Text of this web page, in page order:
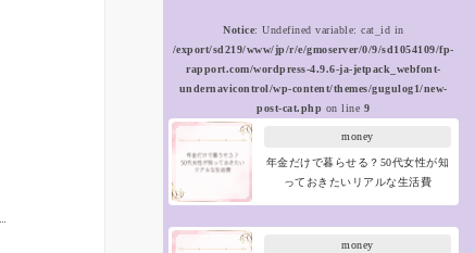
Notice: Undefined variable: cat_id in
/export/sd219/www/jp/r/e/gmoserver/0/9/sd1054109/fp-
rapport.com/wordpress-4.9.6-ja-jetpack_webfont-
undernavicontrol/wp-content/themes/gugulog1/new-
post-cat.php on line 9
money
年金だけで暮らせる？50代女性が知
っておきたいリアルな生活費
money